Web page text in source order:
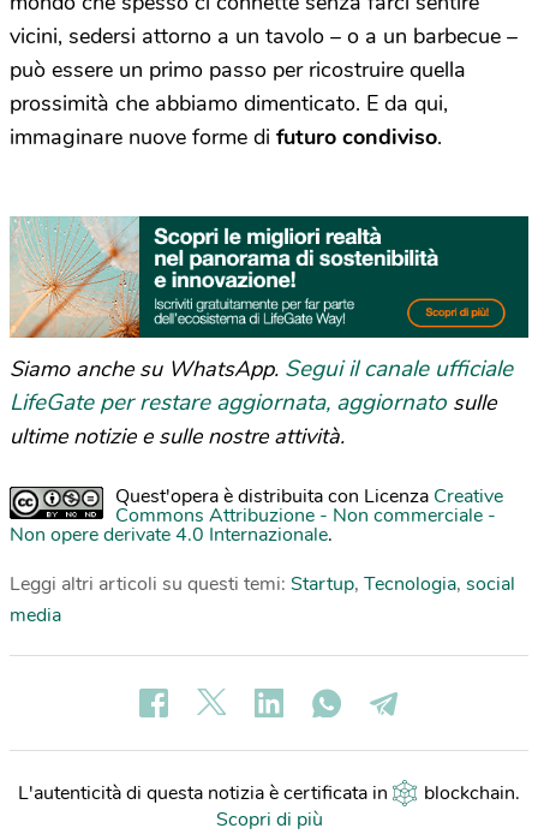
vicini, sedersi attorno a un tavolo – o a un barbecue –
può essere un primo passo per ricostruire quella
prossimità che abbiamo dimenticato. E da qui,
immaginare nuove forme di futuro condiviso.
Siamo anche su WhatsApp. Segui il canale ufficiale
LifeGate per restare aggiornata, aggiornato sulle
ultime notizie e sulle nostre attività.
Quest'opera è distribuita con Licenza Creative
Commons Attribuzione - Non commerciale -
Non opere derivate 4.0 Internazionale.
Leggi altri articoli su questi temi: Startup, Tecnologia, social
media
L'autenticità di questa notizia è certificata in blockchain.
Scopri di più